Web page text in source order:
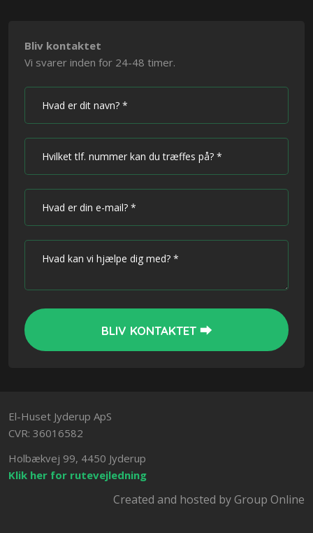
Bliv kontaktet
Vi svarer inden for 24-48 timer.​
El-Huset Jyderup ApS
CVR: 36016582
Holbækvej 99, 4450 Jyderup
Klik her for rutevejledning
Created and hosted by Group Online